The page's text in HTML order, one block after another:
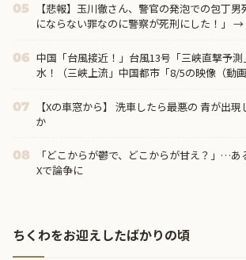
05
【悲報】玉川徹さん、警官の発泡での包丁
にならない罪なのに警察が死刑にした！」
06 中国「台風接近！」台風13号「三峡直撃予
水！（三峡上流」中国都市「8/5の映像（動
07
【Xの車窓から】 洗車したら最悪の 青が出
か
08
「どこからが鬱で、どこからが甘え？」…あ
Xで論争に
ちくわをお迎えしたばかりの頃